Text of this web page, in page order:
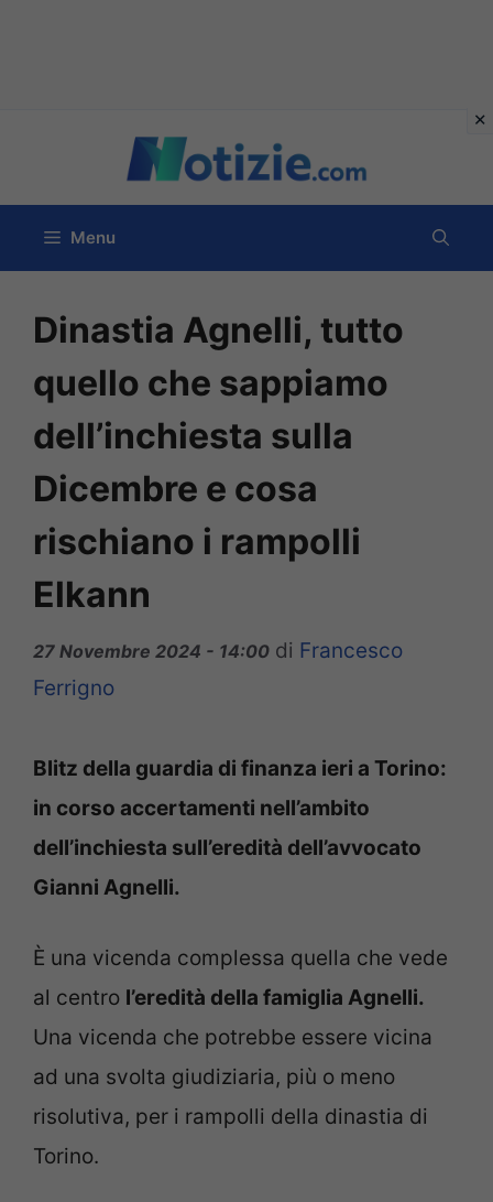
contenuto
Menu
Dinastia Agnelli, tutto
quello che sappiamo
dell’inchiesta sulla
Dicembre e cosa
rischiano i rampolli
Elkann
27 Novembre 2024 - 14:00 di Francesco
Ferrigno
Blitz della guardia di finanza ieri a Torino:
in corso accertamenti nell’ambito
dell’inchiesta sull’eredità dell’avvocato
Gianni Agnelli.
È una vicenda complessa quella che vede
al centro l’eredità della famiglia Agnelli.
Una vicenda che potrebbe essere vicina
ad una svolta giudiziaria, più o meno
risolutiva, per i rampolli della dinastia di
Torino.